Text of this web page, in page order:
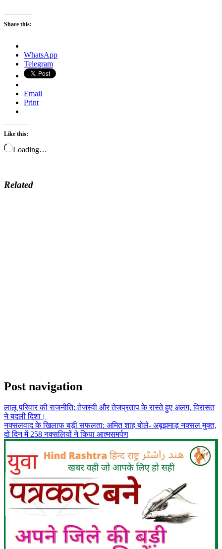
Share this:
WhatsApp
Telegram
Email
Print
Like this:
Loading…
Related
Post navigation
लालू परिवार की राजनीति: तेजस्वी और तेजप्रताप के रास्ते हुए अलग, विरासत
ने बदली दिशा।
नक्सलवाद के खिलाफ बड़ी सफलता: अमित शाह बोले- अबूझमाड़ नक्सल मुक्त,
दो दिन में 258 नक्सलियों ने किया आत्मसमर्पण